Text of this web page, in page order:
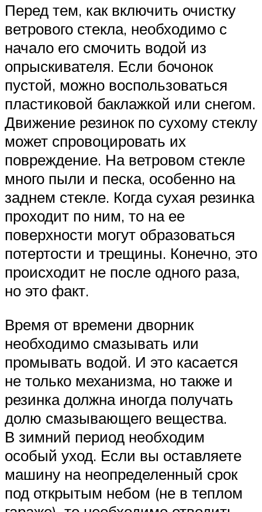
Перед тем, как включить очистку
ветрового стекла, необходимо с
начало его смочить водой из
опрыскивателя. Если бочонок
пустой, можно воспользоваться
пластиковой баклажкой или снегом.
Движение резинок по сухому стеклу
может спровоцировать их
повреждение. На ветровом стекле
много пыли и песка, особенно на
заднем стекле. Когда сухая резинка
проходит по ним, то на ее
поверхности могут образоваться
потертости и трещины. Конечно, это
происходит не после одного раза,
но это факт.
Время от времени дворник
необходимо смазывать или
промывать водой. И это касается
не только механизма, но также и
резинка должна иногда получать
долю смазывающего вещества.
В зимний период необходим
особый уход. Если вы оставляете
машину на неопределенный срок
под открытым небом (не в теплом